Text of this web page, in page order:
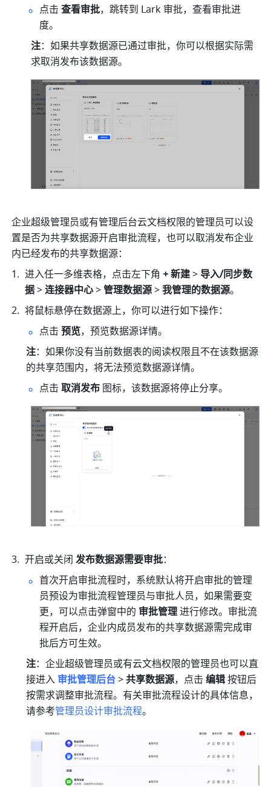
点击 查看审批，跳转到 Lark 审批，查看审批进
度。
注：如果共享数据源已通过审批，你可以根据实际需
求取消发布该数据源。
企业超级管理员或有管理后台云文档权限的管理员可以设
置是否为共享数据源开启审批流程，也可以取消发布企业
内已经发布的共享数据源：
进入任一多维表格，点击左下角 + 新建 > 导入/同步数
据 > 连接器中心 > 管理数据源 > 我管理的数据源。
将鼠标悬停在数据源上，你可以进行如下操作：
点击 预览，预览数据源详情。
注：如果你没有当前数据表的阅读权限且不在该数据源
的共享范围内，将无法预览数据源详情。
点击 取消发布 图标，该数据源将停止分享。
开启或关闭 发布数据源需要审批：
首次开启审批流程时，系统默认将开启审批的管理
员预设为审批流程管理员与审批人员，如果需要变
更，可以点击弹窗中的 审批管理 进行修改。 审批流
程开启后，企业内成员发布的共享数据源需完成审
批后方可生效。
注：企业超级管理员或有云文档权限的管理员也可以直
接进入 审批管理后台> 共享数据源，点击 编辑 按钮后
按需求调整审批流程。有关审批流程设计的具体信息，
请参考管理员设计审批流程。